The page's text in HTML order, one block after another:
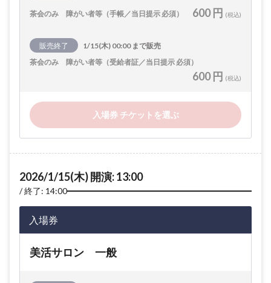
茶会のみ 障がい者等（手帳／当日提示 必須） 600 円 (税込)
販売終了
1/15(木) 00:00 まで販売
茶会のみ 障がい者等（受給者証／当日提示 必須）
600 円 (税込)
入場券 チケットを選ぶ
2026/1/15(木) 開演: 13:00
終了: 14:00
入場券
美活サロン 一般